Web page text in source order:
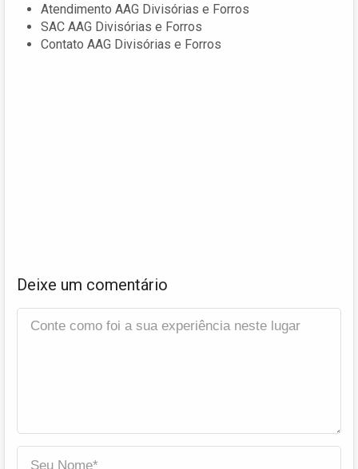
Atendimento AAG Divisórias e Forros
SAC AAG Divisórias e Forros
Contato AAG Divisórias e Forros
Deixe um comentário